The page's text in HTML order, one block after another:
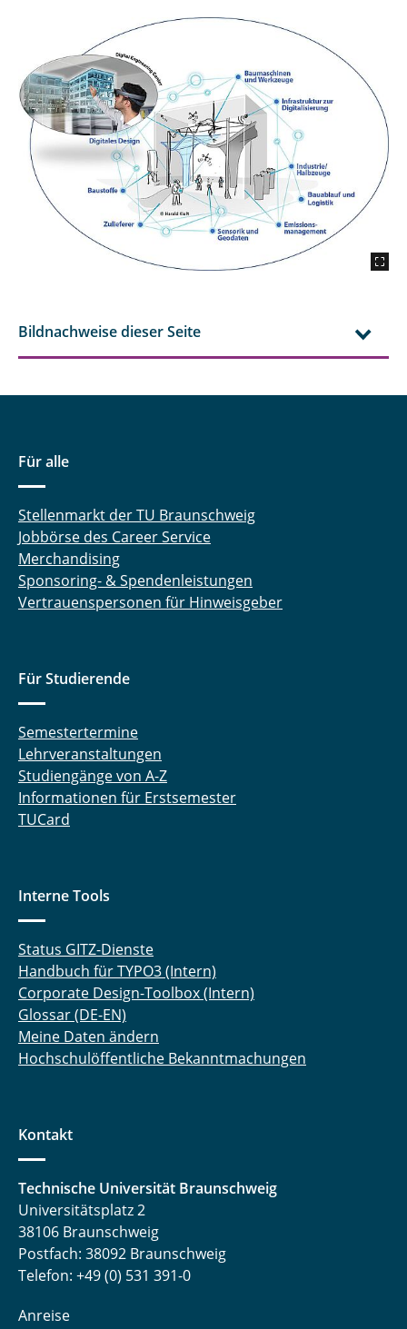
Bildnachweise dieser Seite
Für alle
Stellenmarkt der TU Braunschweig
Jobbörse des Career Service
Merchandising
Sponsoring- & Spendenleistungen
Vertrauenspersonen für Hinweisgeber
Für Studierende
Semestertermine
Lehrveranstaltungen
Studiengänge von A-Z
Informationen für Erstsemester
TUCard
Interne Tools
Status GITZ-Dienste
Handbuch für TYPO3 (Intern)
Corporate Design-Toolbox (Intern)
Glossar (DE-EN)
Meine Daten ändern
Hochschulöffentliche Bekanntmachungen
Kontakt
Technische Universität Braunschweig
Universitätsplatz 2
38106 Braunschweig
Postfach: 38092 Braunschweig
Telefon: +49 (0) 531 391-0
Anreise